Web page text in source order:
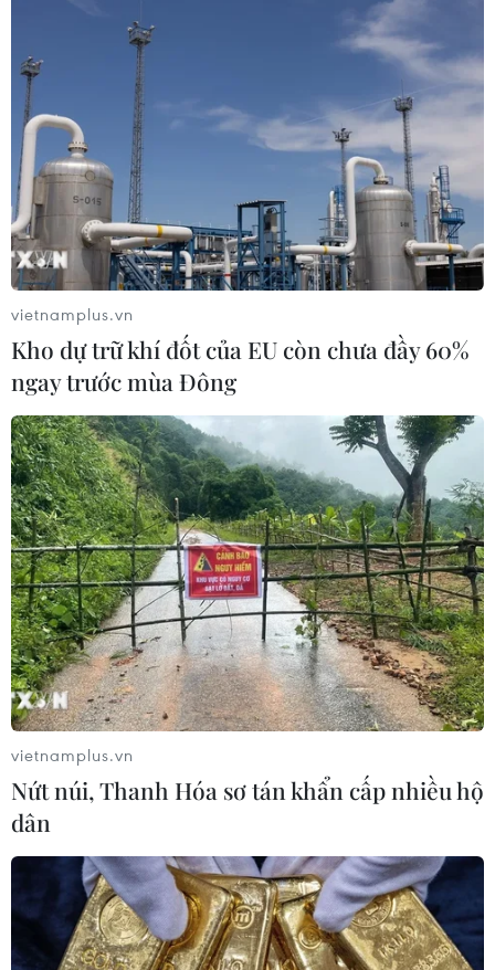
vietnamplus.vn
Kho dự trữ khí đốt của EU còn chưa đầy 60%
ngay trước mùa Đông
vietnamplus.vn
Nứt núi, Thanh Hóa sơ tán khẩn cấp nhiều hộ
dân